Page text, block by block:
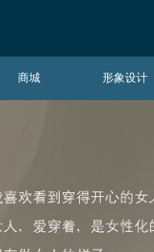
商城 形象设计